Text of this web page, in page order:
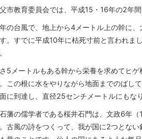
市教育委員会では、平成15・16年の2年
の台風で、地上から4メートル上の幹に
。すでに平成10年に枯死寸前と言われま
5メートルもある幹から栄養を求めてヒ
この根に水をやりながら地面までのばし
に到達し、直径25センチメートルにもな
藩の儒学者である桜井石門は、文政6年
古風の詩をつくって、我が国に2つとな